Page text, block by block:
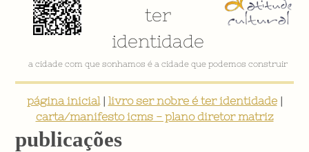
ter
identidade
VÍDEO INSTITUCIONAL
página inicial| livro ser nobre é ter identidade|
carta/manifesto icms - plano diretor matriz
publicações